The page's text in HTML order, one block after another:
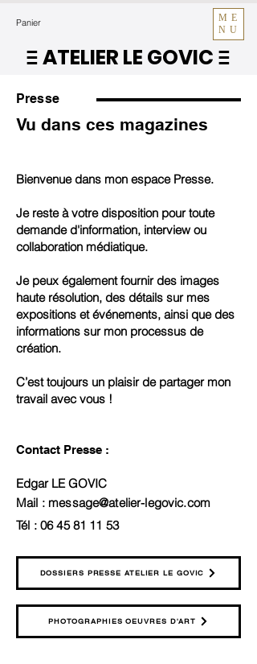
ME
NU
E ATELIER LE GOVIC E
Panier
Presse
Vu dans ces magazines
Bienvenue dans mon espace Presse.
Je reste à votre disposition pour toute
demande d'information, interview ou
collaboration médiatique.
Je peux également fournir des images
haute résolution, des détails sur mes
expositions et événements, ainsi que des
informations sur mon processus de
création.
C’est toujours un plaisir de partager mon
travail avec vous !
Contact Presse :
Edgar LE GOVIC
Mail : message@atelier-legovic.com
Tél : 06 45 81 11 53
DOSSIERS PRESSE ATELIER LE GOVIC
PHOTOGRAPHIES OEUVRES D'ART